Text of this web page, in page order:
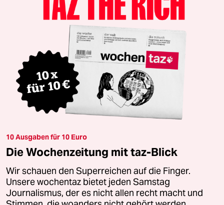
10 Ausgaben für 10 Euro
Die Wochenzeitung mit taz-Blick
Wir schauen den Superreichen auf die Finger.
Unsere wochentaz bietet jeden Samstag
Journalismus, der es nicht allen recht macht und